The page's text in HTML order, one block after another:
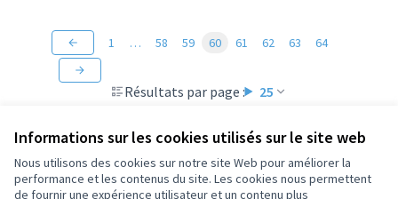
Informations sur les cookies utilisés sur le site web
Nous utilisons des cookies sur notre site Web pour améliorer la
performance et les contenus du site. Les cookies nous permettent
de fournir une expérience utilisateur et un contenu plus
Résultats par page : 25
1 … 58 59 60 61 62 63 64
Conditions d'utilisation